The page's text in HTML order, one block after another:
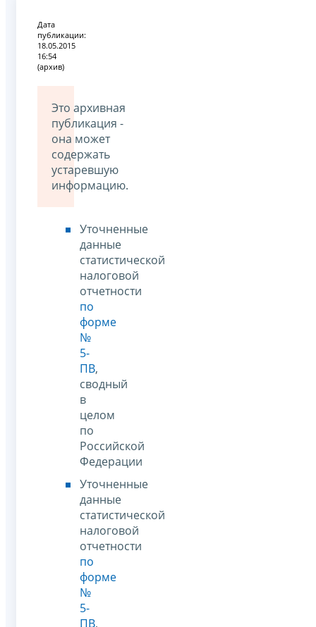
Дата
публикации:
18.05.2015
16:54
(архив)
Это архивная
публикация -
она может
содержать
устаревшую
информацию.
Уточненные
данные
статистической
налоговой
отчетности
по
форме
№
5-
ПВ,
сводный
в
целом
по
Российской
Федерации
Уточненные
данные
статистической
налоговой
отчетности
по
форме
№
5-
ПВ,